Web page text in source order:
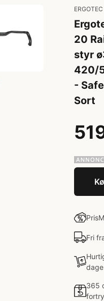
ERGOTEC
20
styr
420/
-
Sort
Fri
dage
365